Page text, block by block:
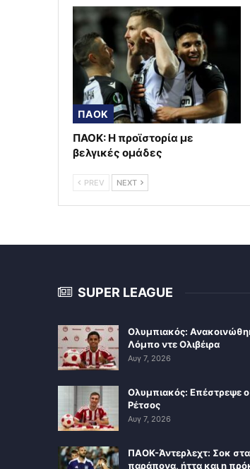
ΠΑΟΚ
ΠΑΟΚ: Η προϊστορία με
βελγικές ομάδες
PREV NEXT
SUPER LEAGUE
Ολυμπιακός:
Λόμπο ντε Ολιβέιρα
Αυγ 7, 2026
Ολυμπιακός: Επέστρεψε
Ρέτσος
Αυγ 7, 2026
ΠΑΟΚ-Άντερλεχτ: Σοκ στα
παράπονα, ήττα και η